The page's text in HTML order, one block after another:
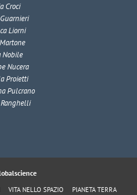
Croci
Liorni
Nobile
Nucera
Proietti
Pulcrano
VITA NELLO SPAZIO PIANETA TERRA